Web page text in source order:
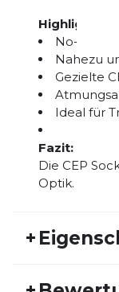
Highlights:
No-
Nahezu
Gezielte
Ideal für
Fazit:
Die CEP
Optik.
+